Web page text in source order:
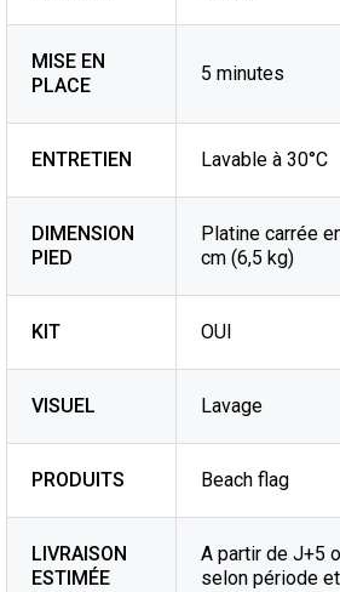
MISE EN
PLACE
5 minutes
ENTRETIEN Lavable à 30°C
DIMENSION
PIED
Platine carrée
cm (6,5 kg)
KIT OUI
VISUEL Lavage
PRODUITS Beach flag
LIVRAISON
ESTIMÉE
A partir de J+5
selon période